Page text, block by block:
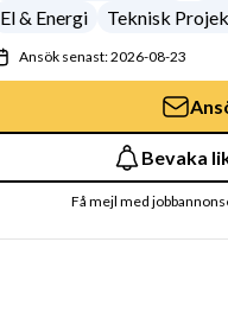
El & Energi
Teknisk
Ansök senast: 2026-08-23
Bevaka
Få mejl med